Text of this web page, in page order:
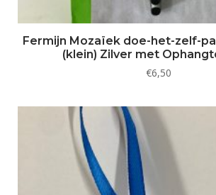
Fermijn Mozaïek doe-het-zelf-
(klein) Zilver met
€6,50